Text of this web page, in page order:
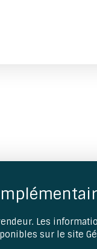
Les
sur le site